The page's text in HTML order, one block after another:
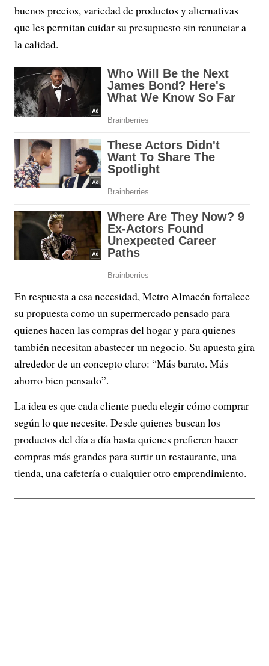
buenos precios, variedad de productos y alternativas
que les permitan cuidar su presupuesto sin renunciar a
la calidad.
En respuesta a esa necesidad, Metro Almacén fortalece
su propuesta como un supermercado pensado para
quienes hacen las compras del hogar y para quienes
también necesitan abastecer un negocio. Su apuesta gira
alrededor de un concepto claro: “Más barato. Más
ahorro bien pensado”.
La idea es que cada cliente pueda elegir cómo comprar
según lo que necesite. Desde quienes buscan los
productos del día a día hasta quienes prefieren hacer
compras más grandes para surtir un restaurante, una
tienda, una cafetería o cualquier otro emprendimiento.